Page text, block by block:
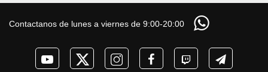
Contactanos de lunes a viernes de 9:00-20:00